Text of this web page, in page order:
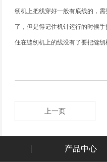
纫机上把线穿好一般有底线的，
了，但是得记住机针运行的时候
住在缝纫机上的线没有了要把缝
上一页
产品中心